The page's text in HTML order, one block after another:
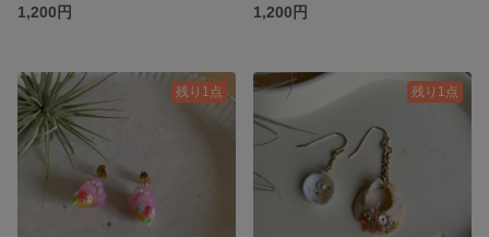
1,200円
1,200円
残り1点 残り1点